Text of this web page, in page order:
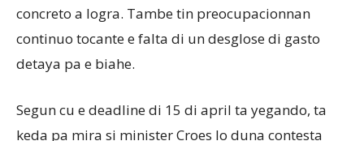
concreto a logra. Tambe tin preocupacionnan
continuo tocante e falta di un desglose di gasto
detaya pa e biahe.
Segun cu e deadline di 15 di april ta yegando, ta
keda pa mira si minister Croes lo duna contesta